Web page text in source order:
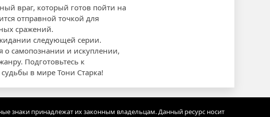
враг, который готов пойти на
отправной точкой для
сражений.
следующей серии.
о самопознании и искуплении,
Подготовьтесь к
в мире Тони Старка!
знаки принадлежат их законным владельцам. Данный ресурс носит